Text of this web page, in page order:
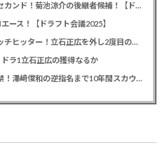
カープドラ3勝田成！近畿大163cmセカンド！菊池涼介の後継者候補！【ドラフト会議2025】
ース！【ドラフト会議2025】
カープドラ1平川蓮！187cmのスイッチヒッター！立石正広を外し2度目の重複も新井監督がクジを引き当てる！【ドラフト会議2025】
ドラ1立石正広の獲得なるか
緒方孝市カープドラ3指名で青学出禁！澤﨑俊和の逆指名まで10年間スカウト出禁